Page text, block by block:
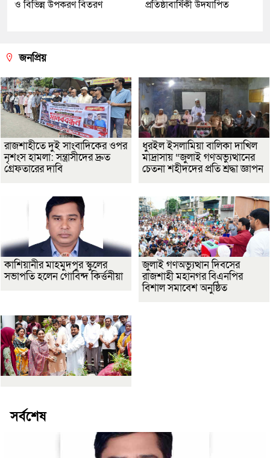
ও বিভিন্ন উপকরণ বিতরণ
প্রতিষ্ঠাবার্ষিকী উদযাপিত
জনপ্রিয়
রাজশাহীতে দুই সাংবাদিকের ওপর
নৃশংস হামলা: সন্ত্রাসীদের দ্রুত
গ্রেফতারের দাবি
ধুরইল ইসলামিয়া বালিকা দাখিল
মাদ্রাসায় “জুলাই গণঅভ্যুত্থানের
চেতনা শহীদদের প্রতি শ্রদ্ধা জ্ঞাপন
কাশিয়ানীর মাহমুদপুর স্কুলের
সভাপতি হলেন গোবিন্দ কির্ত্তনীয়া
জুলাই গণঅভ্যুত্থান দিবসের
রাজশাহী মহানগর বিএনপির
বিশাল সমাবেশ অনুষ্ঠিত
সর্বশেষ